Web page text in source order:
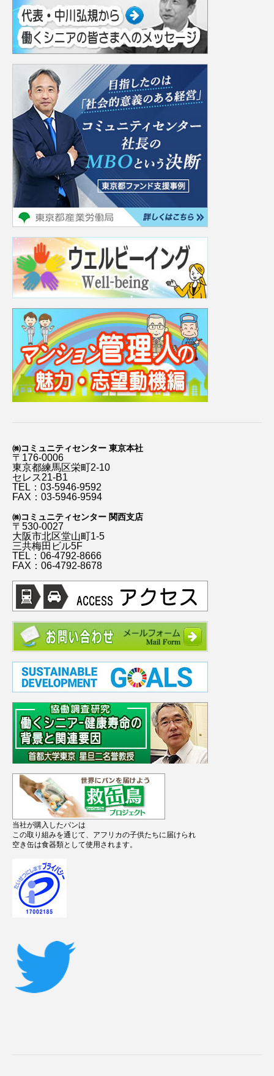
㈱コミュニティセンター 東京本社
〒176-0006
東京都練馬区栄町2-10
セレス21-B1
TEL：03-5946-9592
FAX：03-5946-9594
㈱コミュニティセンター 関西支店
〒530-0027
大阪市北区堂山町1-5
三共梅田ビル5F
TEL：06-4792-8666
FAX：06-4792-8678
当社が購入したパンは
この取り組みを通じて、アフリカの子供たちに届けられ
空き缶は食器類として使用されます。